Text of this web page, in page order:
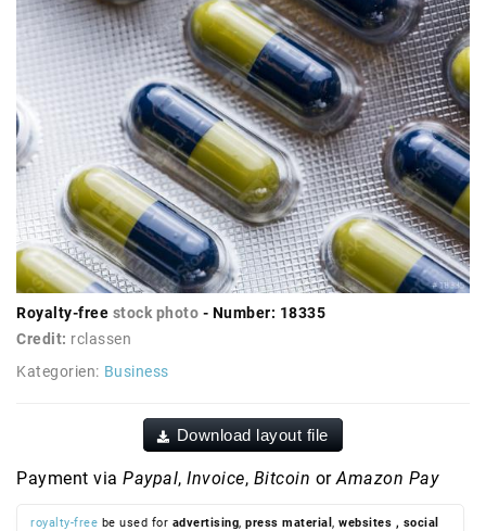
Royalty-free stock photo - Number: 18335
Credit: rclassen
Kategorien: Business
Download layout file
Payment via Paypal, Invoice, Bitcoin or Amazon Pay
royalty-free be used for advertising, press material , websites , social